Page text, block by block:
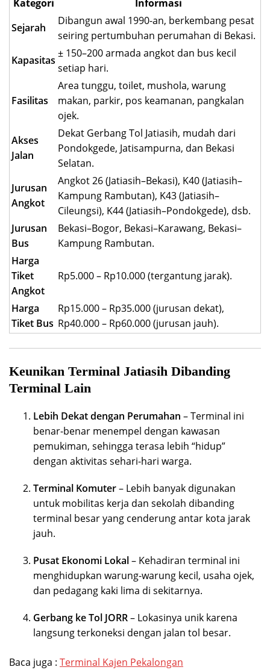
Kategori
Informasi
Sejarah
Dibangun awal 1990-an, berkembang pesat
seiring pertumbuhan perumahan di Bekasi.
Kapasitas
± 150–200 armada angkot dan bus kecil
setiap hari.
Fasilitas
Area tunggu, toilet, mushola, warung
makan, parkir, pos keamanan, pangkalan
ojek.
Akses
Jalan
Dekat Gerbang Tol Jatiasih, mudah dari
Pondokgede, Jatisampurna, dan Bekasi
Selatan.
Jurusan
Angkot
Angkot 26 (Jatiasih–Bekasi), K40 (Jatiasih–
Kampung Rambutan), K43 (Jatiasih–
Cileungsi), K44 (Jatiasih–Pondokgede), dsb.
Jurusan
Bus
Bekasi–Bogor, Bekasi–Karawang, Bekasi–
Kampung Rambutan.
Harga
Tiket
Angkot
Rp5.000 – Rp10.000 (tergantung jarak).
Harga
Tiket Bus
Rp15.000 – Rp35.000 (jurusan dekat),
Rp40.000 – Rp60.000 (jurusan jauh).
Keunikan Terminal Jatiasih Dibanding
Terminal Lain
Lebih Dekat dengan Perumahan – Terminal ini
benar-benar menempel dengan kawasan
pemukiman, sehingga terasa lebih “hidup”
dengan aktivitas sehari-hari warga.
Terminal Komuter– Lebih banyak digunakan
untuk mobilitas kerja dan sekolah dibanding
terminal besar yang cenderung antar kota jarak
jauh.
Pusat Ekonomi Lokal– Kehadiran terminal ini
menghidupkan warung-warung kecil, usaha ojek,
dan pedagang kaki lima di sekitarnya.
Gerbang ke Tol JORR– Lokasinya unik karena
langsung terkoneksi dengan jalan tol besar.
Baca juga : Terminal Kajen Pekalongan